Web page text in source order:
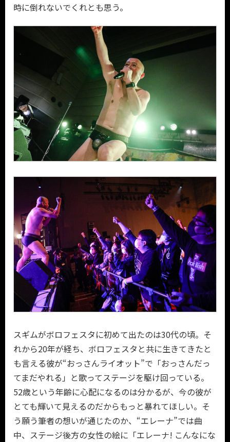
時に倒れないでくれとも思う。
スギムがボロフェスタに初めて出たのは30代の頃。そ
れから20年が経ち、ボロフェスタと共に生きてきたと
も言える彼が“おっさんライオット”で「おっさんだっ
てまだやれる」と歌ってステージを駆け回っている。
52歳という年齢に心配になるのは分かるが、今の彼が
とても輝いて見えるのだからもっと暴れてほしい。そ
う願う筆者の想いが通じたのか、“エレーナ”では曲
中、ステージ後方の女性の絵に「エレーナ! こんなにな